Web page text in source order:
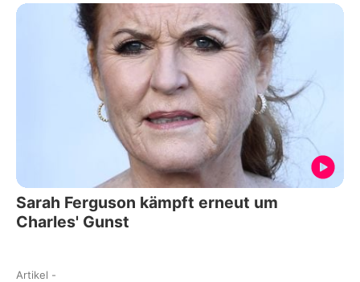
Sarah Ferguson kämpft erneut um
Charles' Gunst
Artikel -